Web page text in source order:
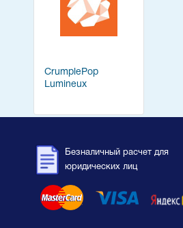
CrumplePop
Lumineux
Безналичный расчет для
юридических лиц